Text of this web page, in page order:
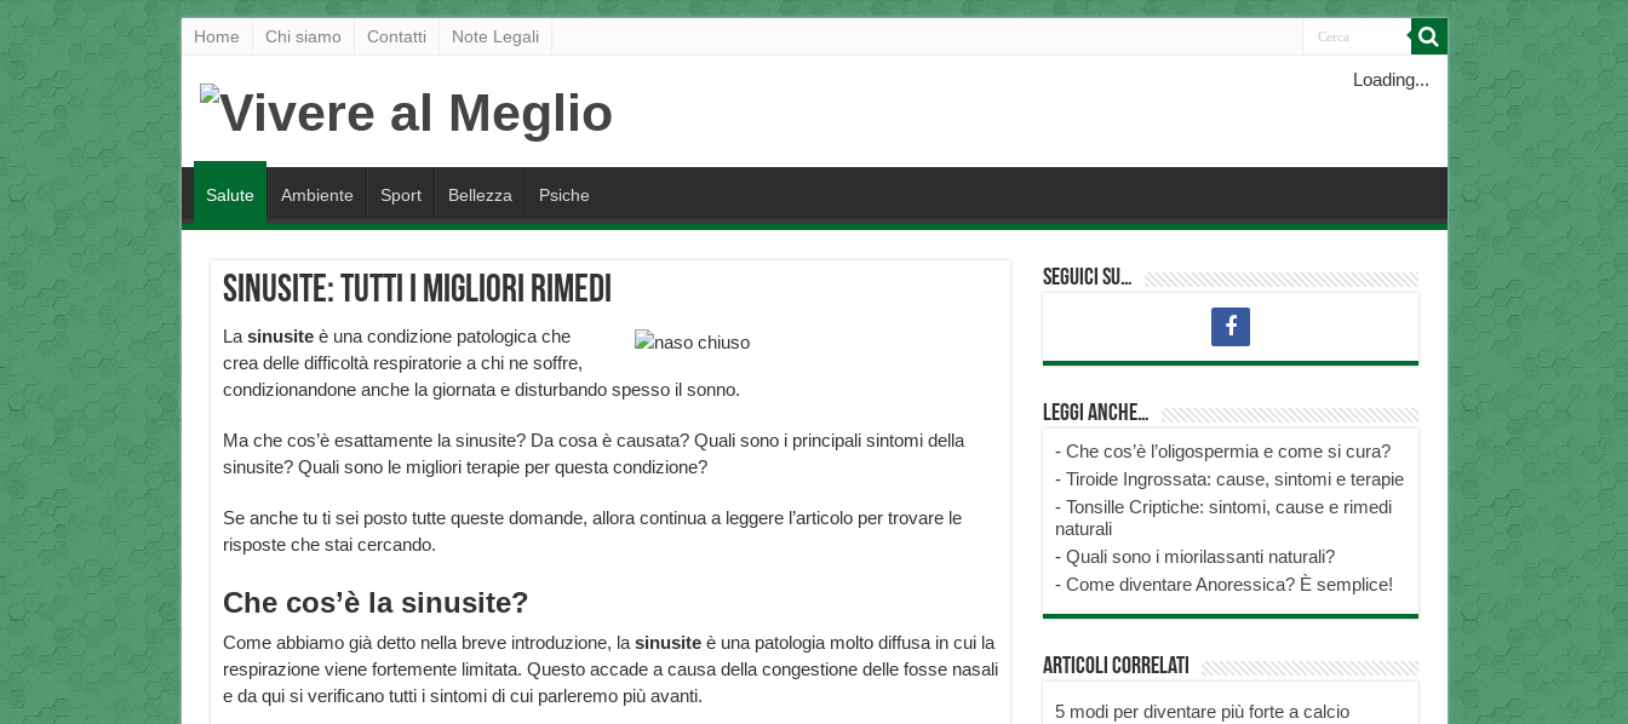
Home Chi siamo Contatti Note Legali
Loading...
Salute Ambiente Sport Bellezza Psiche
Sinusite: tutti i migliori rimedi
La sinusiteè una condizione patologica che
crea delle difficoltà respiratorie a chi ne soffre,
condizionandone anche la giornata e disturbando spesso il sonno.
Ma che cos’è esattamente la sinusite? Da cosa è causata? Quali sono i principali sintomi della
sinusite? Quali sono le migliori terapie per questa condizione?
Se anche tu ti sei posto tutte queste domande, allora continua a leggere l’articolo per trovare le
risposte che stai cercando.
Che cos’è la sinusite?
Come abbiamo già detto nella breve introduzione, la sinusiteè una patologia molto diffusa in cui la
respirazione viene fortemente limitata. Questo accade a causa della congestione delle fosse nasali
e da qui si verificano tutti i sintomi di cui parleremo più avanti.
Seguici su…
Leggi anche…
- Che cos’è l’oligospermia e come si cura?
- Tiroide Ingrossata: cause, sintomi e terapie
- Tonsille Criptiche: sintomi, cause e rimedi
naturali
- Quali sono i miorilassanti naturali?
- Come diventare Anoressica? È semplice!
Articoli correlati
5 modi per diventare più forte a calcio